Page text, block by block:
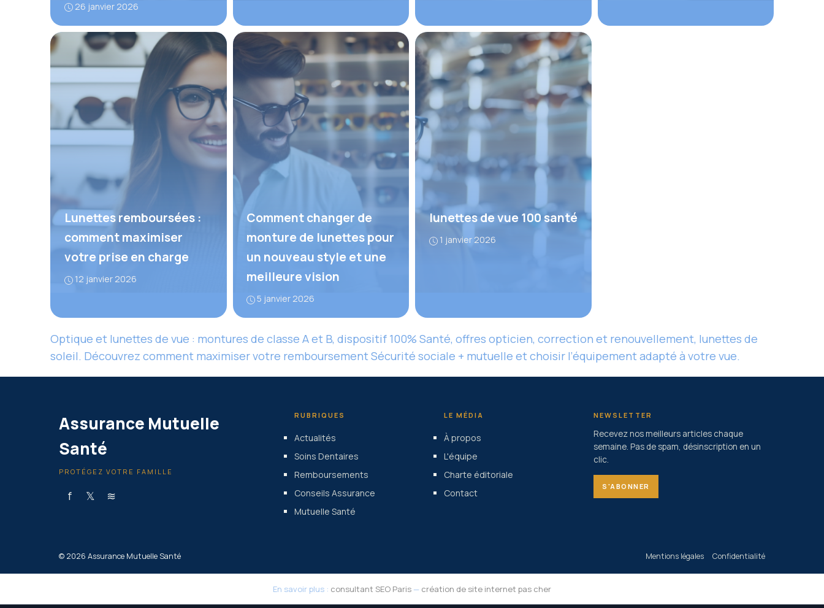
26 janvier 2026
Lunettes remboursées :
comment maximiser
votre prise en charge
12 janvier 2026
Comment changer de
monture de lunettes pour
un nouveau style et une
meilleure vision
5 janvier 2026
lunettes de vue 100 santé
1 janvier 2026
Optique et lunettes de vue : montures de classe A et B, dispositif 100% Santé, offres opticien, correction et renouvellement, lunettes de
soleil. Découvrez comment maximiser votre remboursement Sécurité sociale + mutuelle et choisir l’équipement adapté à votre vue.
Assurance Mutuelle
Santé
PROTÉGEZ VOTRE FAMILLE
f 𝕏 ≋
RUBRIQUES
Actualités
Soins Dentaires
Remboursements
Conseils Assurance
Mutuelle Santé
LE MÉDIA
À propos
L'équipe
Charte éditoriale
Contact
NEWSLETTER
Recevez nos meilleurs articles chaque
semaine. Pas de spam, désinscription en un
clic.
S'ABONNER
© 2026 Assurance Mutuelle Santé Mentions légales Confidentialité
En savoir plus : consultant SEO Paris — création de site internet pas cher